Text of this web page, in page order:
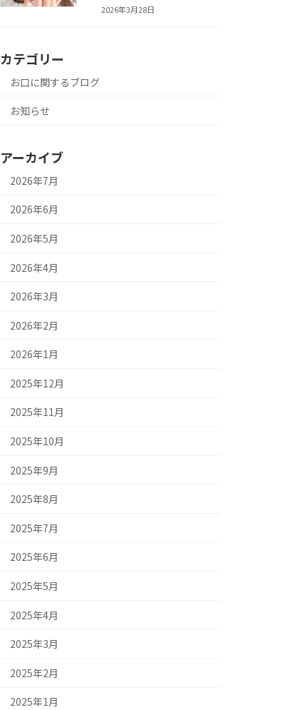
2026年3月28日
カテゴリー
お口に関するブログ
お知らせ
アーカイブ
2026年7月
2026年6月
2026年5月
2026年4月
2026年3月
2026年2月
2026年1月
2025年12月
2025年11月
2025年10月
2025年9月
2025年8月
2025年7月
2025年6月
2025年5月
2025年4月
2025年3月
2025年2月
2025年1月